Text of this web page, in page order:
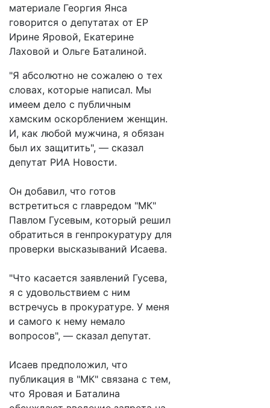
материале Георгия Янса
говорится о депутатах от ЕР
Ирине Яровой, Екатерине
Лаховой и Ольге Баталиной.
"Я абсолютно не сожалею о тех
словах, которые написал. Мы
имеем дело с публичным
хамским оскорблением женщин.
И, как любой мужчина, я обязан
был их защитить", — сказал
депутат РИА Новости.
Он добавил, что готов
встретиться с главредом "МК"
Павлом Гусевым, который решил
обратиться в генпрокуратуру для
проверки высказываний Исаева.
"Что касается заявлений Гусева,
я с удовольствием с ним
встречусь в прокуратуре. У меня
и самого к нему немало
вопросов", — сказал депутат.
Исаев предположил, что
публикация в "МК" связана с тем,
что Яровая и Баталина